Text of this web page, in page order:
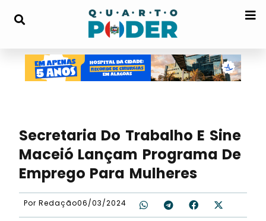
Secretaria Do Trabalho E Sine
Maceió Lançam Programa De
Emprego Para Mulheres
Por Redação06/03/2024